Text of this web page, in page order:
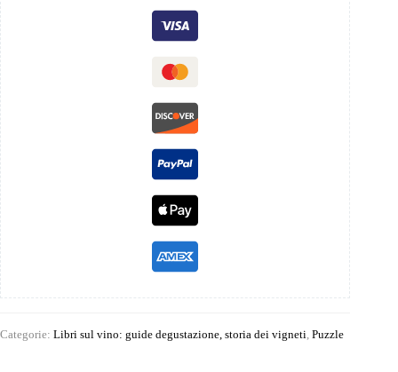
Categorie: Libri sul vino: guide degustazione, storia dei vigneti Puzzle